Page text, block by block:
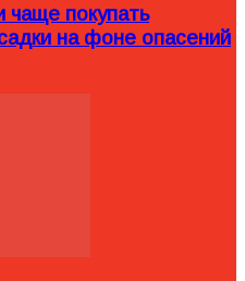
чаще покупать
на фоне опасений